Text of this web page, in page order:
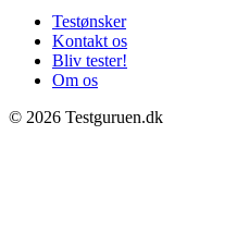
Testønsker
Kontakt os
Bliv tester!
Om os
© 2026 Testguruen.dk